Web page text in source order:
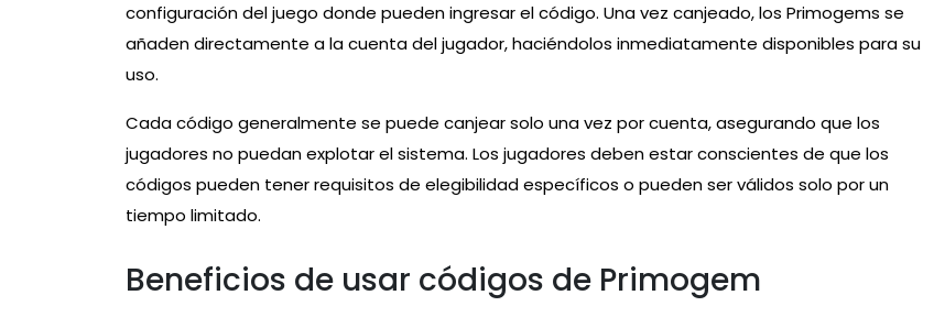
configuración del juego donde pueden ingresar el código. Una vez canjeado, los Primogems se
añaden directamente a la cuenta del jugador, haciéndolos inmediatamente disponibles para su
uso.
Cada código generalmente se puede canjear solo una vez por cuenta, asegurando que los
jugadores no puedan explotar el sistema. Los jugadores deben estar conscientes de que los
códigos pueden tener requisitos de elegibilidad específicos o pueden ser válidos solo por un
tiempo limitado.
Beneficios de usar códigos de Primogem